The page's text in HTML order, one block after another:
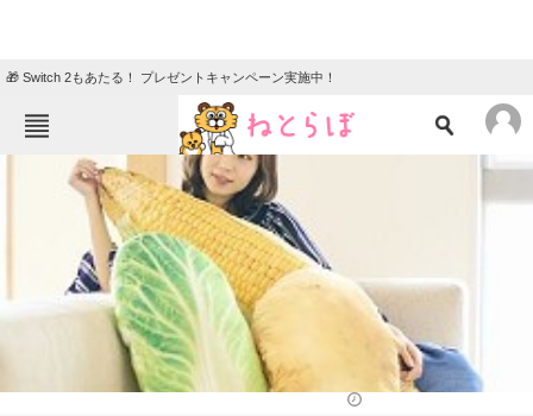
🎁 Switch 2もあたる！ プレゼントキャンペーン実施中！
ねとらぼメニュー
ニュース
クイズ
地域
リサーチ